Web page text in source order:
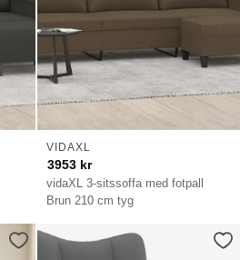
vidaXL 3-sitssoffa med fotpall
Brun 210 cm tyg
VIDAXL
3953 kr